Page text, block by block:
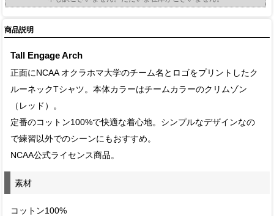
商品説明
Tall Engage Arch
正面にNCAA オクラホマ大学のチーム名とロゴをプリントしたク
ルーネックTシャツ。本体カラーはチームカラーのクリムゾン
（レッド）。
定番のコットン100%で快適な着心地。シンプルなデザインなの
で練習以外でのシーンにもおすすめ。
NCAA公式ライセンス商品。
素材
コットン100%